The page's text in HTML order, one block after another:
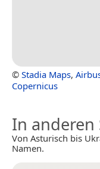
© Stadia Maps,
Copernicus
In anderen
Von Asturisch bis
Namen.